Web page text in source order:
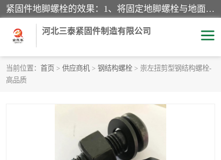
紧固件地脚螺栓的效果：1、将固定地脚螺栓与地面用水泥等物品灌溉在一起，可用来固定较小振荡和冲击的设备。2、活动地脚是一种可拆卸的地脚螺栓，可以固定有激烈振荡和冲击的大型机器设备。3、胀锚地脚螺栓用于固定比较简略且重量轻的设备，辅佐设备长期处于静止状态下。4、粘接地脚螺栓为一种使用广泛且常见的设备，它也是用来固定简略设备的小件。
河北三泰紧固件制造有限公司
当前位置： 首页 > 供应商机 > 钢结构螺栓 > 崇左扭剪型钢结构螺栓-
高品质
地脚螺栓
悬挑梁拉杆